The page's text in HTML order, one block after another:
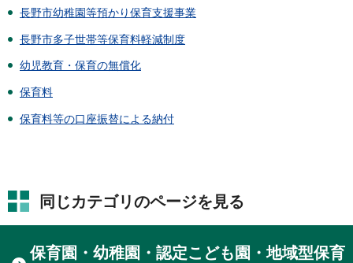
長野市幼稚園等預かり保育支援事業
長野市多子世帯等保育料軽減制度
幼児教育・保育の無償化
保育料
保育料等の口座振替による納付
同じカテゴリのページを見る
保育園・幼稚園・認定こども園・地域型保育